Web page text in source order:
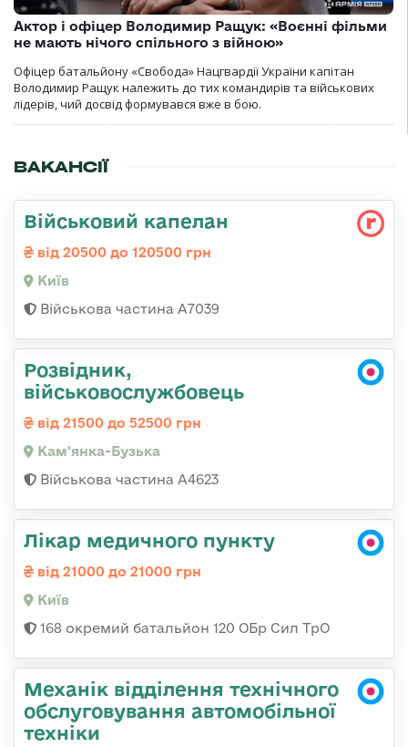
Актор і офіцер Володимир Ращук: «Воєнні фільми
не мають нічого спільного з війною»
Офіцер батальйону «Свобода» Нацгвардії України капітан
Володимир Ращук належить до тих командирів та військових
лідерів, чий досвід формувався вже в бою.
ВАКАНСІЇ
Військовий капелан
від 20500 до 120500 грн
Київ
Військова частина А7039
Розвідник,
військовослужбовець
від 21500 до 52500 грн
Кам'янка-Бузька
Військова частина А4623
Лікар медичного пункту
від 21000 до 21000 грн
Київ
168 окремий батальйон 120 ОБр Cил ТрО
Механік відділення технічного
обслуговування автомобільної
техніки